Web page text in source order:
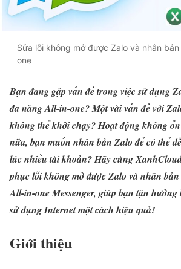
Sửa lỗi không mở được Zalo và nhân
one
Bạn đang gặp vấn đề trong việc sử dụng
đa năng All-in-one? Một vài vấn đề với
không thể khởi chạy? Hoạt động không
nữa, bạn muốn nhân bản Zalo để có thể
lúc nhiều tài khoản? Hãy cùng
phục lỗi không mở được Zalo và nhân
All-in-one Messenger, giúp bạn tận hưởng
sử dụng Internet một cách hiệu quả!
Giới thiệu